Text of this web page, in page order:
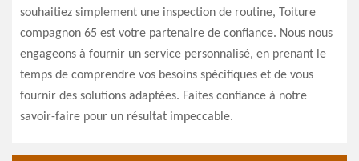
souhaitiez simplement une inspection de routine, Toiture
compagnon 65 est votre partenaire de confiance. Nous nous
engageons à fournir un service personnalisé, en prenant le
temps de comprendre vos besoins spécifiques et de vous
fournir des solutions adaptées. Faites confiance à notre
savoir-faire pour un résultat impeccable.